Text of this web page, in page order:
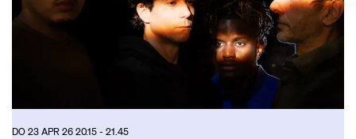
DO 23 APR 2620.15 - 21.45